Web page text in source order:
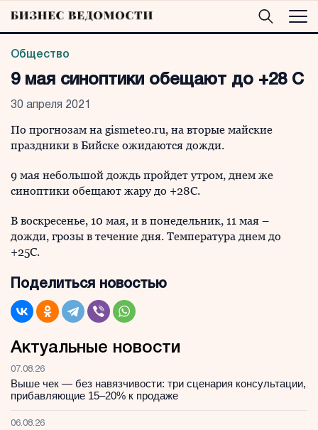
Общество
9 мая синоптики обещают до +28 С
30 апреля 2021
По прогнозам на gismeteo.ru, на вторые майские
праздники в Бийске ожидаются дожди.
9 мая небольшой дождь пройдет утром, днем же
синоптики обещают жару до +28С.
В воскресенье, 10 мая, и в понедельник, 11 мая –
дожди, грозы в течение дня. Температура днем до
+25С.
Поделиться новостью
Актуальные новости
07.08.26
Выше чек — без навязчивости: три сценария консультации,
прибавляющие 15–20% к продаже
06.08.26